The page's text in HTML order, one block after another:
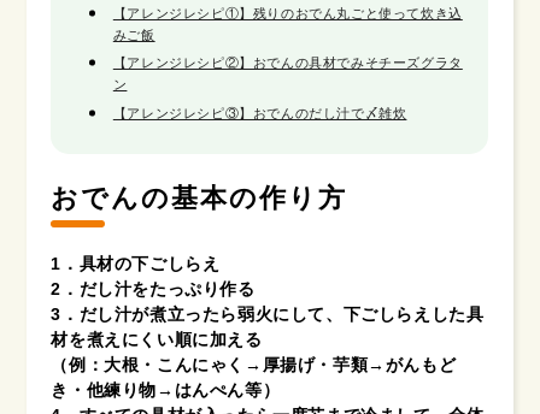
【アレンジレシピ①】残りのおでん丸ごと使って炊き込
みご飯
【アレンジレシピ②】おでんの具材でみそチーズグラタ
ン
【アレンジレシピ③】おでんのだし汁で〆雑炊
おでんの基本の作り方
1．具材の下ごしらえ
2．だし汁をたっぷり作る
3．だし汁が煮立ったら弱火にして、下ごしらえした具
材を煮えにくい順に加える
（例：大根・こんにゃく→厚揚げ・芋類→がんもど
き・他練り物→はんぺん等）